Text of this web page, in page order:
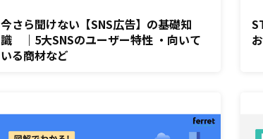
今さら聞けない【SNS広告】の基礎知
識 ｜5大SNSのユーザー特性 ・向いて
いる商材など